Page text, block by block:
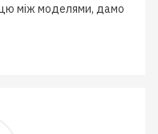
між моделями, дамо